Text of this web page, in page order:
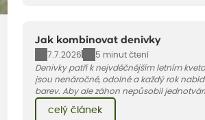
Jak kombinovat denivky
7.7.2026
5 minut čtení
Denivky patří k nejvděčnějším letním
jsou nenáročné, odolné a každý rok
barev. Aby ale záhon nepůsobil
doplnit vhodnými sousedy. V dnešním
jakými trvalkami a travinami denivky
celý článek